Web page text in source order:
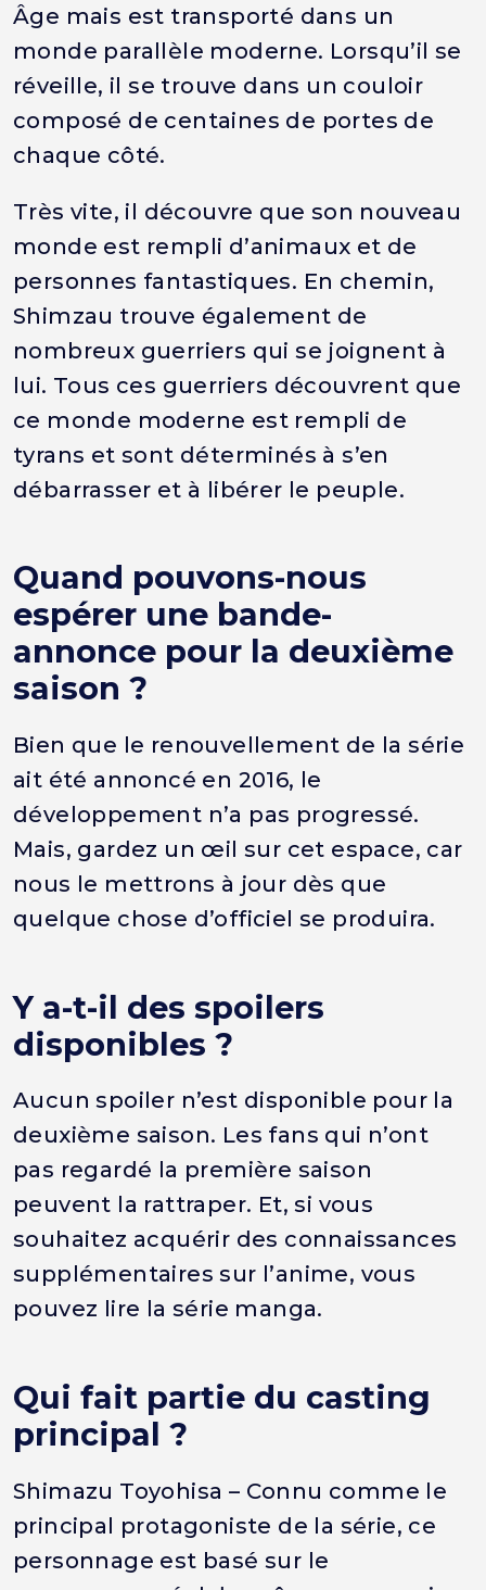
Âge mais est transporté dans un
monde parallèle moderne. Lorsqu’il se
réveille, il se trouve dans un couloir
composé de centaines de portes de
chaque côté.
Très vite, il découvre que son nouveau
monde est rempli d’animaux et de
personnes fantastiques. En chemin,
Shimzau trouve également de
nombreux guerriers qui se joignent à
lui. Tous ces guerriers découvrent que
ce monde moderne est rempli de
tyrans et sont déterminés à s’en
débarrasser et à libérer le peuple.
Quand pouvons-nous
espérer une bande-
annonce pour la deuxième
saison ?
Bien que le renouvellement de la série
ait été annoncé en 2016, le
développement n’a pas progressé.
Mais, gardez un œil sur cet espace, car
nous le mettrons à jour dès que
quelque chose d’officiel se produira.
Y a-t-il des spoilers
disponibles ?
Aucun spoiler n’est disponible pour la
deuxième saison. Les fans qui n’ont
pas regardé la première saison
peuvent la rattraper. Et, si vous
souhaitez acquérir des connaissances
supplémentaires sur l’anime, vous
pouvez lire la série manga.
Qui fait partie du casting
principal ?
Shimazu Toyohisa – Connu comme le
principal protagoniste de la série, ce
personnage est basé sur le